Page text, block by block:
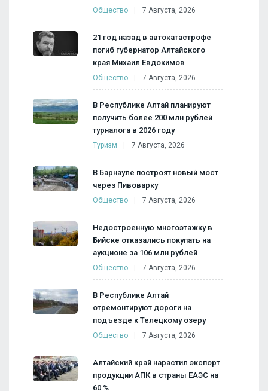
Общество 7 Августа, 2026
21 год назад в автокатастрофе
погиб губернатор Алтайского
края Михаил Евдокимов
Общество 7 Августа, 2026
В Республике Алтай планируют
получить более 200 млн рублей
турналога в 2026 году
Туризм 7 Августа, 2026
В Барнауле построят новый мост
через Пивоварку
Общество 7 Августа, 2026
Недостроенную многоэтажку в
Бийске отказались покупать на
аукционе за 106 млн рублей
Общество 7 Августа, 2026
В Республике Алтай
отремонтируют дороги на
подъезде к Телецкому озеру
Общество 7 Августа, 2026
Алтайский край нарастил экспорт
продукции АПК в страны ЕАЭС на
60 %